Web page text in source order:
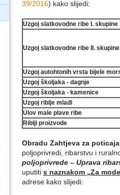
39/2016) kako slijedi:
Uzgoj slatkovodne ribe I. skupine
Uzgoj slatkovodne ribe II. skupine
Uzgoj autohtonih vrsta bijele
Uzgoj školjaka - dagnje
Uzgoj školjaka - kamenice
Uzgoj riblje mlađi
Ulov male plave ribe
Riblji proizvode
Obradu Zahtjeva za
poljoprivredi, ribarstvu i
poljoprivrede – Uprava
uputiti s naznakom „Za
adrese kako slijedi: